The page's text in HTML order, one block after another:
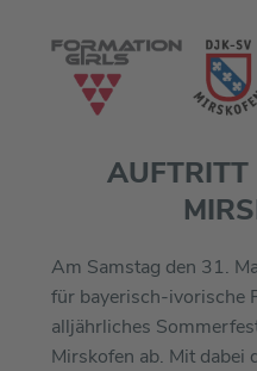
Am Samstag den 31.
für bayerisch-ivorische
alljährliches
Mirskofen ab. Mit dabei